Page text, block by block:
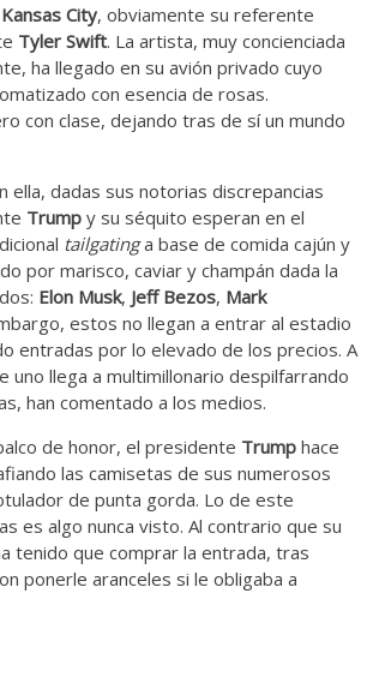
Kansas City, obviamente su referente
Tyler Swift. La artista, muy concienciada
ha llegado en su avión privado cuyo
con esencia de rosas.
con clase, dejando tras de sí un mundo
ella, dadas sus notorias discrepancias
Trump y su séquito esperan en el
tailgatinga base de comida cajún y
por marisco, caviar y champán dada la
Elon Musk, Jeff Bezos, Mark
estos no llegan a entrar al estadio
entradas por lo elevado de los precios. A
uno llega a multimillonario despilfarrando
han comentado a los medios.
de honor, el presidente Trump hace
las camisetas de sus numerosos
de punta gorda. Lo de este
es algo nunca visto. Al contrario que su
tenido que comprar la entrada, tras
ponerle aranceles si le obligaba a